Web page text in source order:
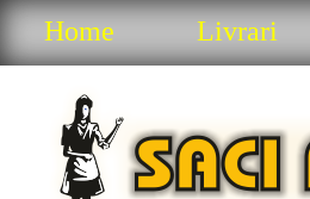
Home Livrari